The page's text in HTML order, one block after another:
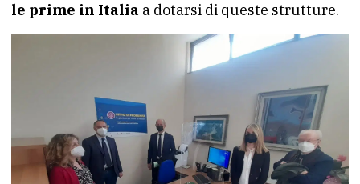
le prime in Italia a dotarsi di queste strutture.